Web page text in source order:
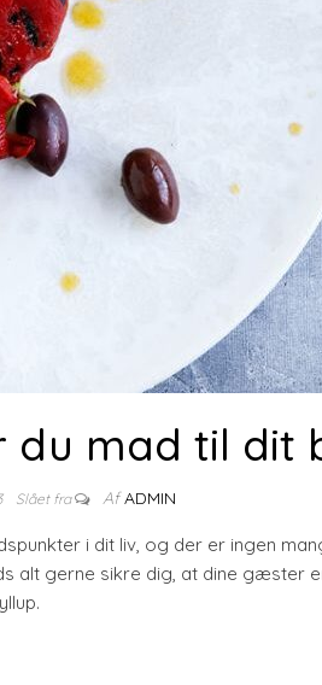
mad til dit
Slået fra Af ADMIN
i dit liv, og der er ingen
alt gerne sikre dig, at dine gæster